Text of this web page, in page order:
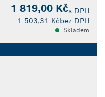
1 819,00 Kčs DPH
1 503,31 Kčbez DPH
Skladem